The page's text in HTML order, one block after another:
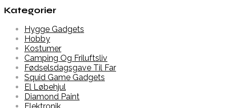
Kategorier
Hygge Gadgets
Hobby
Kostumer
Camping Og Friluftsliv
Fødselsdagsgave Til Far
Squid Game Gadgets
El Løbehjul
Diamond Paint